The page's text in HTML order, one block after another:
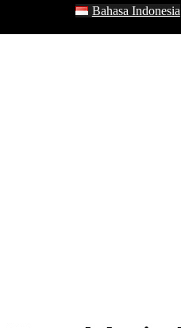
Bahasa Indonesia